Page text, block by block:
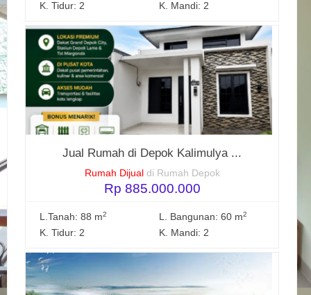
K. Tidur: 2 K. Mandi: 2
Jual Rumah di Depok Kalimulya ...
Rumah Dijual di Rumah Depok
Rp 885.000.000
L.Tanah: 88 m2 L. Bangunan: 60 m2
K. Tidur: 2 K. Mandi: 2